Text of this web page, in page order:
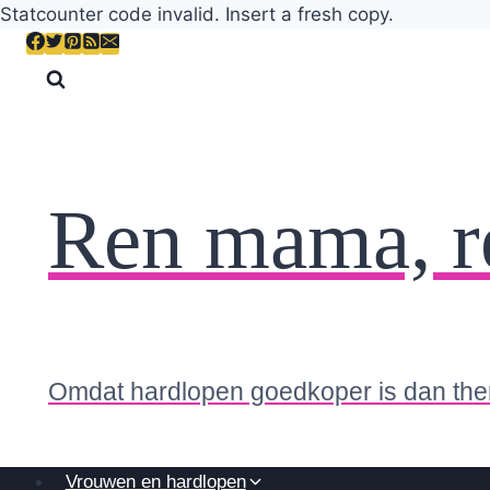
Statcounter code invalid. Insert a fresh copy.
Skip
Ren mama,
Omdat hardlopen goedkoper is dan
Vrouwen en hardlopen